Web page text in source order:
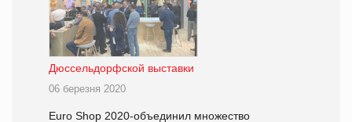
Дюссельдорфской выставки
06 березня 2020
Euro Shop 2020-объединил множество